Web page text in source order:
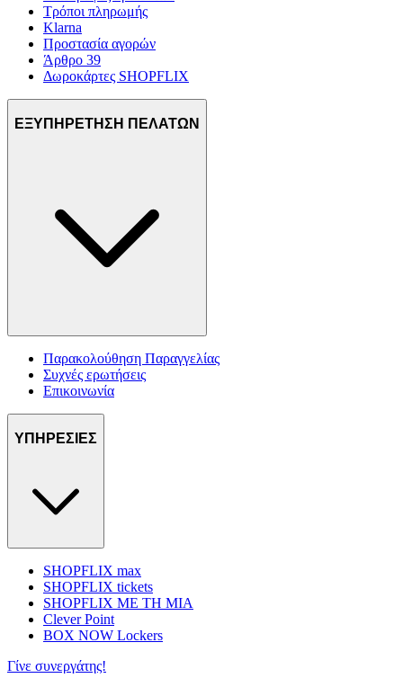
Τρόποι πληρωμής
Klarna
Προστασία αγορών
Άρθρο 39
Δωροκάρτες SHOPFLIX
ΕΞΥΠΗΡΕΤΗΣΗ ΠΕΛΑΤΩΝ
Παρακολούθηση Παραγγελίας
Συχνές ερωτήσεις
Επικοινωνία
ΥΠΗΡΕΣΙΕΣ
SHOPFLIX max
SHOPFLIX tickets
SHOPFLIX ΜΕ ΤΗ ΜΙΑ
Clever Point
BOX NOW Lockers
Γίνε συνεργάτης!